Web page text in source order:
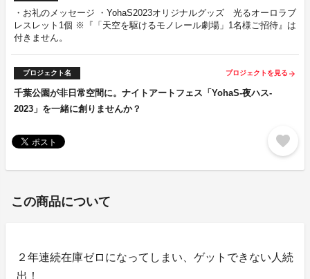
・お礼のメッセージ ・YohaS2023オリジナルグッズ 光るオーロラブ
レスレット1個 ※『「天空を駆けるモノレール劇場」1名様ご招待』は
付きません。
プロジェクト名 プロジェクトを見る arrow_forward
千葉公園が非日常空間に。ナイトアートフェス「YohaS-夜ハス-
2023」を一緒に創りませんか？
favorite
この商品について
２年連続在庫ゼロになってしまい、ゲットできない人続
出！